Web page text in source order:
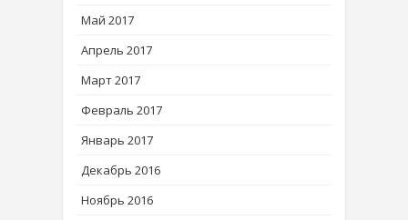
Май 2017
Апрель 2017
Март 2017
Февраль 2017
Январь 2017
Декабрь 2016
Ноябрь 2016